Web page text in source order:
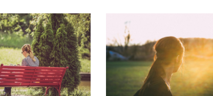
marzo 1, 2019
Accionando en obediencia
INSPIRACIÓN
Recuperando lo
perdido
INSPIRACIÓN